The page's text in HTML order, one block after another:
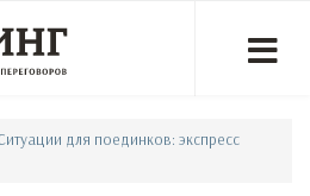
для поединков: экспресс